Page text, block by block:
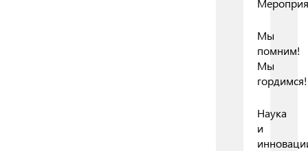
Мы
помним!
Мы
гордимся!
Наука
и